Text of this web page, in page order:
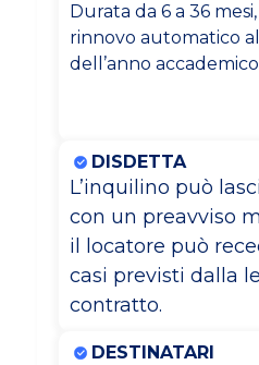
Durata da 6 a 36
rinnovo automatico
dell’anno
DISDETTA
L’inquilino può
con un preavviso
il locatore può
casi previsti dalla
contratto.
DESTINATARI